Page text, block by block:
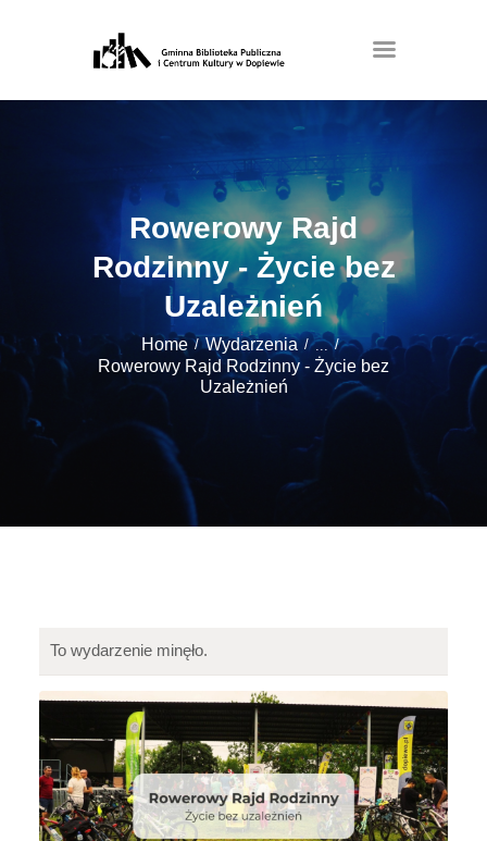
Rowerowy Rajd
Rodzinny - Życie bez
Uzależnień
Home Wydarzenia ...
Rowerowy Rajd Rodzinny - Życie bez
Uzależnień
To wydarzenie minęło.